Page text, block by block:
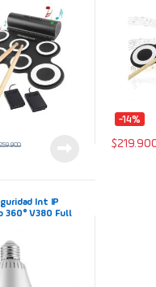
259.900
-14%
$
Int IP
360° V380 Full